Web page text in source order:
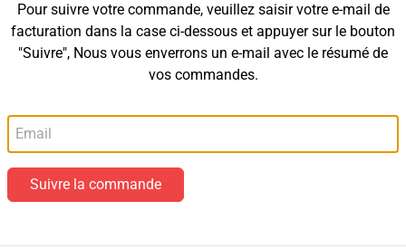
Pour suivre votre commande, veuillez saisir votre e-mail de
facturation dans la case ci-dessous et appuyer sur le bouton
"Suivre", Nous vous enverrons un e-mail avec le résumé de
vos commandes.
Suivre la commande